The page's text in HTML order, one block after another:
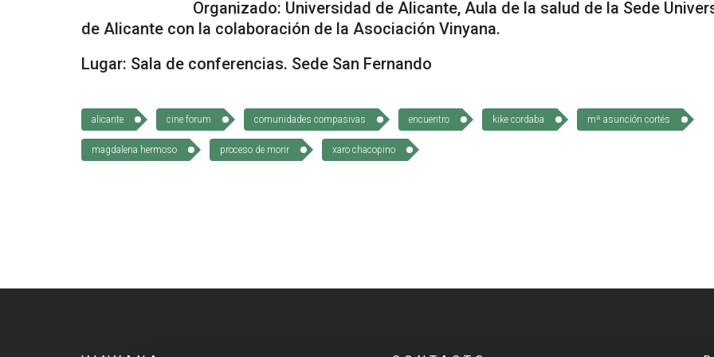
Organizado: Universidad de Alicante, Aula de la salud de la Sede
de Alicante con la colaboración de la Asociación Vinyana.
Lugar: Sala de conferencias. Sede San Fernando
alicante cine forum comunidades compasivas encuentro kike cordaba mª asunción cortés
magdalena hermoso proceso de morir xaro chacopino